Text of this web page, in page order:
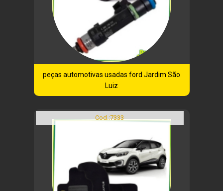
peças automotivas usadas ford Jardim São
Luiz
Cod.:7333